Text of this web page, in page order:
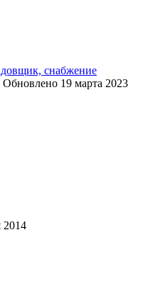
снабжение
Обновлено 19 марта 2023
2014